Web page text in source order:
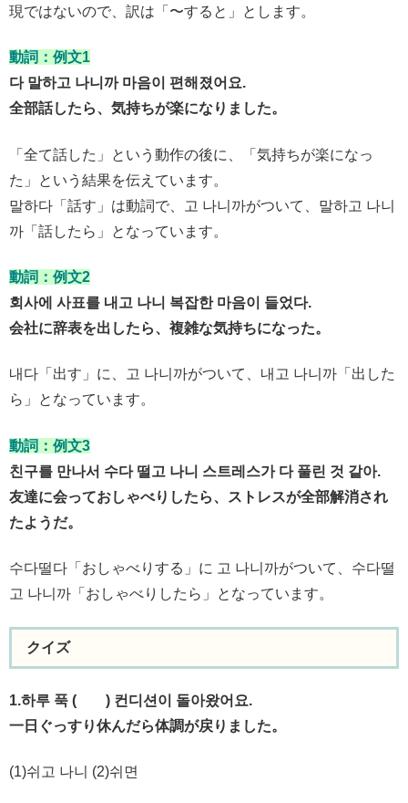
現ではないので、訳は「〜すると」とします。
動詞：例文1
다 말하고 나니까 마음이 편해졌어요.
全部話したら、気持ちが楽になりました。
「全て話した」という動作の後に、「気持ちが楽になっ
た」という結果を伝えています。
말하다「話す」は動詞で、고 나니까がついて、말하고 나니
까「話したら」となっています。
動詞：例文2
회사에 사표를 내고 나니 복잡한 마음이 들었다.
会社に辞表を出したら、複雑な気持ちになった。
내다「出す」に、고 나니까がついて、내고 나니까「出した
ら」となっています。
動詞：例文3
친구를 만나서 수다 떨고 나니 스트레스가 다 풀린 것 같아.
友達に会っておしゃべりしたら、ストレスが全部解消され
たようだ。
수다떨다「おしゃべりする」に 고 나니까がついて、수다떨
고 나니까「おしゃべりしたら」となっています。
クイズ
1.하루 푹 ( ) 컨디션이 돌아왔어요.
一日ぐっすり休んだら体調が戻りました。
(1)쉬고 나니 (2)쉬면